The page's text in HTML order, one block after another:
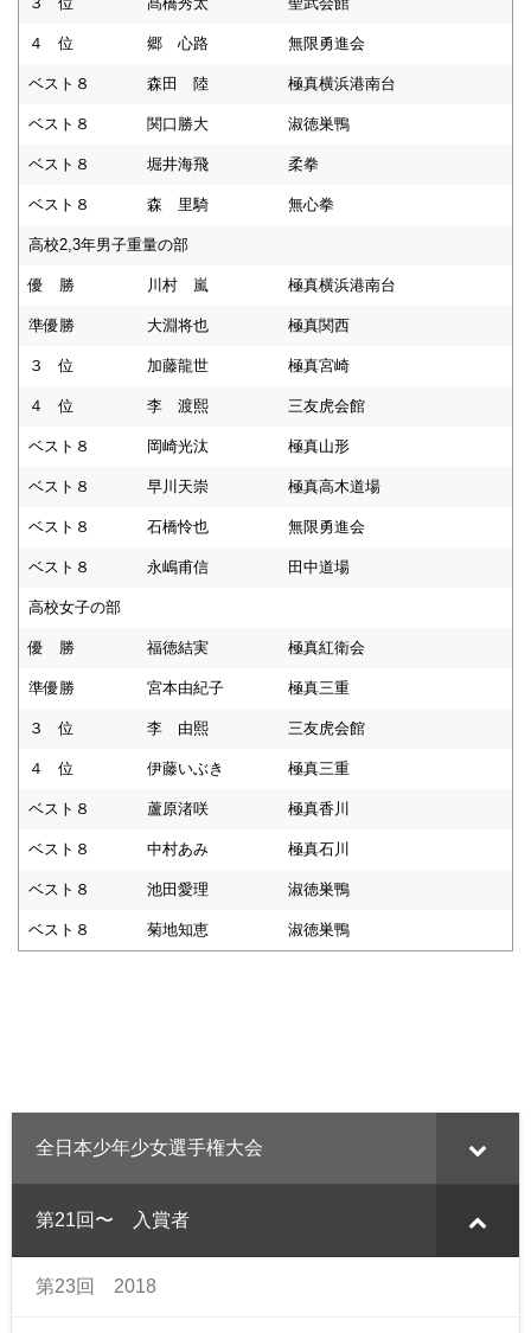
４ 位 郷 心路 無限勇進会
ベスト８ 森田 陸 極真横浜港南台
ベスト８ 関口勝大 淑徳巣鴨
ベスト８ 堀井海飛 柔拳
ベスト８ 森 里騎 無心拳
高校2,3年男子重量の部
優 勝 川村 嵐 極真横浜港南台
準優勝 大淵将也 極真関西
３ 位 加藤龍世 極真宮崎
４ 位 李 渡熙 三友虎会館
ベスト８ 岡崎光汰 極真山形
ベスト８ 早川天崇 極真高木道場
ベスト８ 石橋怜也 無限勇進会
ベスト８ 永嶋甫信 田中道場
高校女子の部
優 勝 福徳結実 極真紅衛会
準優勝 宮本由紀子 極真三重
３ 位 李 由熙 三友虎会館
４ 位 伊藤いぶき 極真三重
ベスト８ 蘆原渚咲 極真香川
ベスト８ 中村あみ 極真石川
ベスト８ 池田愛理 淑徳巣鴨
ベスト８ 菊地知恵 淑徳巣鴨
全日本少年少女選手権大会
第21回〜 入賞者
第23回 2018